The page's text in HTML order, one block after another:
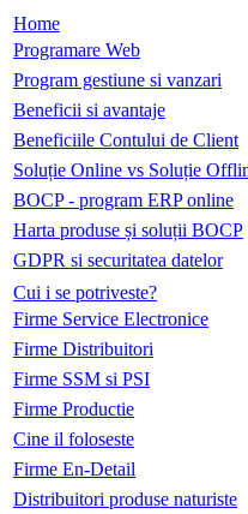
Home
Programare Web
Program gestiune si vanzari
Beneficii si avantaje
Beneficiile Contului de Client
Soluție Online vs Soluție
BOCP - program ERP online
Harta produse și soluții BOCP
GDPR si securitatea datelor
Cui i se potriveste?
Firme Service Electronice
Firme Distribuitori
Firme SSM si PSI
Firme Productie
Cine il foloseste
Firme En-Detail
Distribuitori produse naturiste